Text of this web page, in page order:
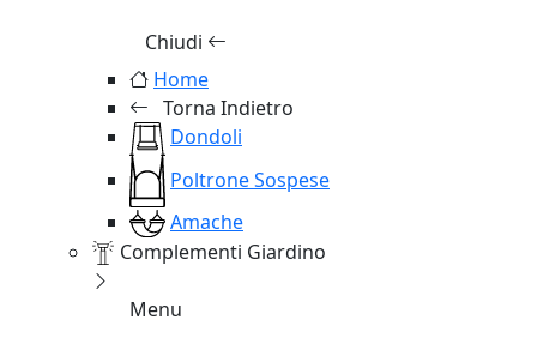
Chiudi
Home
Torna Indietro
Dondoli
Poltrone Sospese
Amache
Complementi Giardino
Menu